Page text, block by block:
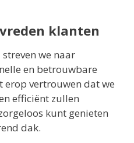
klanten
we naar
en betrouwbare
erop vertrouwen dat we
efficiënt zullen
kunt genieten
dak.